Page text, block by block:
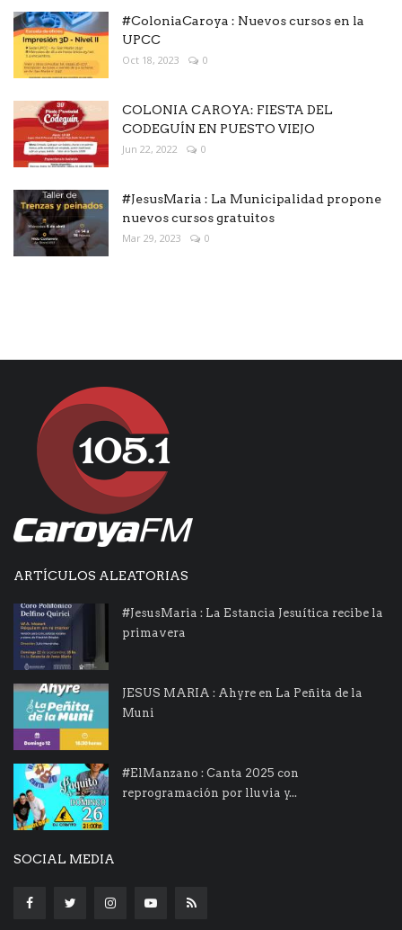
#ColoniaCaroya : Nuevos cursos en la
UPCC
Oct 18, 2023 0
COLONIA CAROYA: FIESTA DEL
CODEGUÍN EN PUESTO VIEJO
Jun 22, 2022 0
#JesusMaria : La Municipalidad propone
nuevos cursos gratuitos
Mar 29, 2023 0
ARTÍCULOS ALEATORIAS
#JesusMaria : La Estancia Jesuítica recibe la
primavera
JESUS MARIA : Ahyre en La Peñita de la
Muni
#ElManzano : Canta 2025 con
reprogramación por lluvia y...
SOCIAL MEDIA